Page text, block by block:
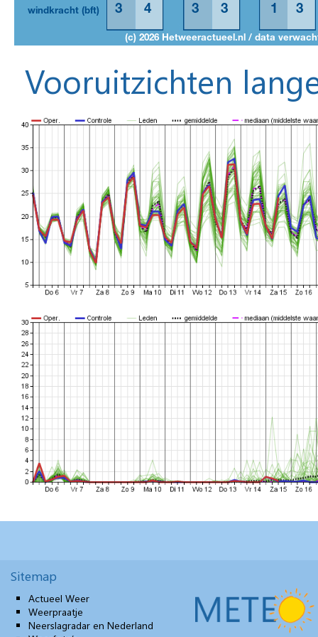
Vooruitzichten
Sitemap
Actueel Weer
Weerpraatje
Neerslagradar en Nederland